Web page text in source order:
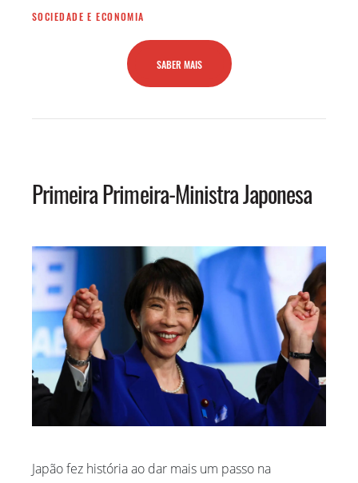
SOCIEDADE E ECONOMIA
SABER MAIS
Primeira Primeira-Ministra Japonesa
Japão fez história ao dar mais um passo na